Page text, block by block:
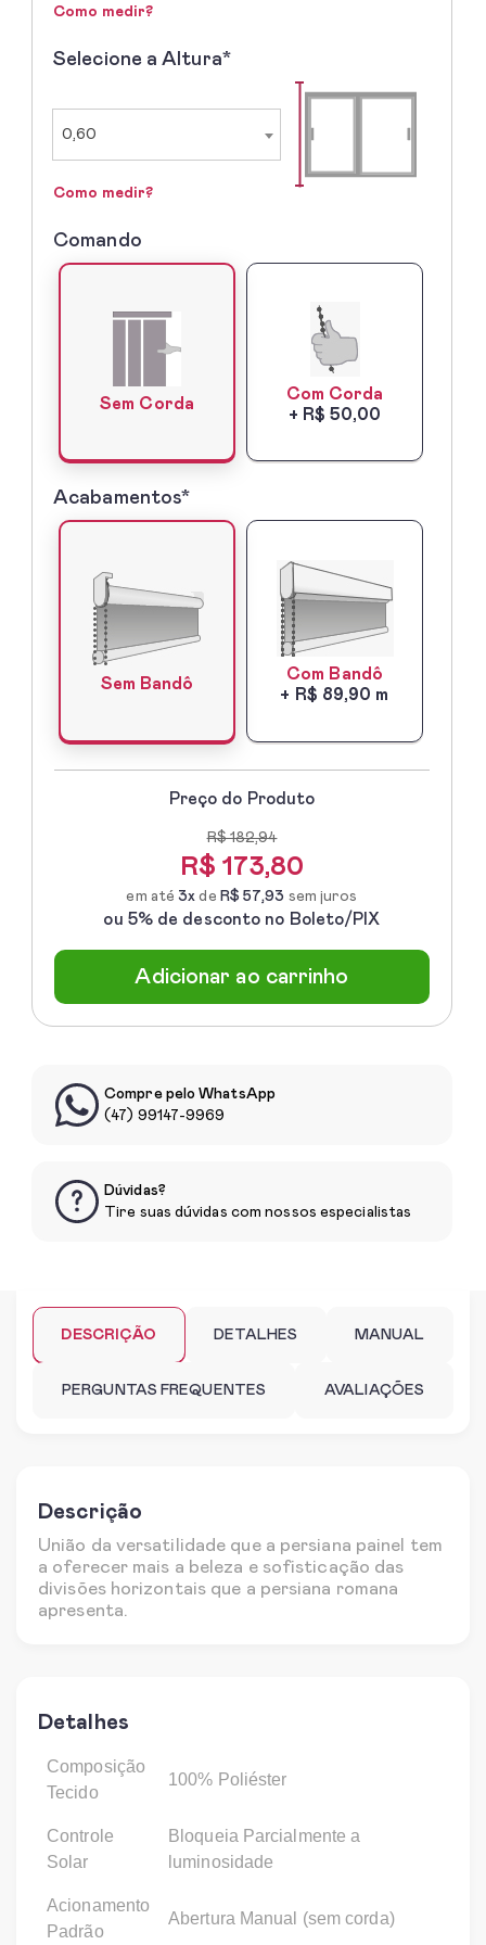
Como medir?
2º
Selecione a Altura*
0,60
Como medir?
3º
Comando
Sem Corda
Com Corda
+ R$ 50,00
5º
Acabamentos*
Sem Bandô
Com Bandô
+ R$ 89,90 m
Preço do Produto
R$ 182,94
R$173,80
em até3x de R$ 57,93 sem juros
ou 5% de desconto no Boleto/PIX
Adicionar ao carrinho
Compre pelo WhatsApp
(47) 99147-9969
Dúvidas?
Tire suas dúvidas com nossos especialistas
DESCRIÇÃO DETALHES MANUAL
PERGUNTAS FREQUENTES AVALIAÇÕES
Descrição
União da versatilidade que a persiana painel tem
a oferecer mais a beleza e sofisticação das
divisões horizontais que a persiana romana
apresenta.
Detalhes
Composição
Tecido
100% Poliéster
Controle
Solar
Bloqueia Parcialmente a
luminosidade
Acionamento
Padrão
Abertura Manual (sem corda)